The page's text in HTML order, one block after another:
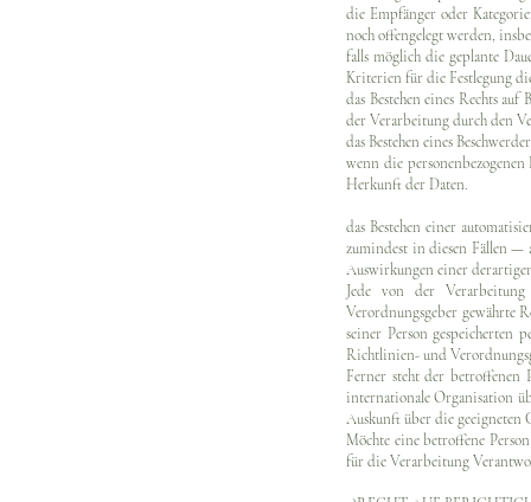
die Empfänger oder
noch offengelegt werden,
falls möglich die geplante
Kriterien für die Festlegung
das Bestehen eines Rechts
der Verarbeitung durch den
das Bestehen eines
wenn die
Herkunft der Daten.
das Bestehen einer
zumindest in diesen Fällen —
Auswirkungen einer
Jede von der
Verordnungsgeber gewährte
seiner Person gespeicherten
Richtlinien- und
Ferner steht der betroffenen
internationale Organisation
Auskunft über die geeigneten
Möchte eine betroffene
für die Verarbeitung